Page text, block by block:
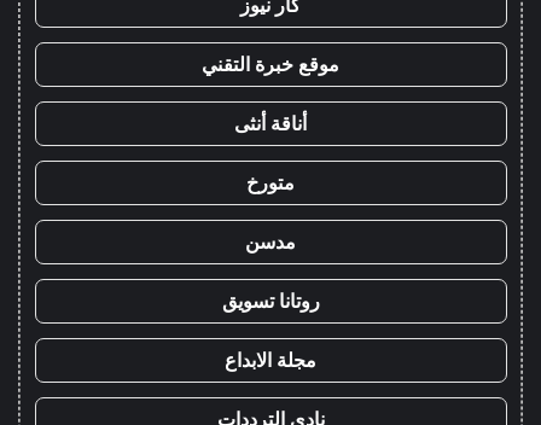
كار نيوز
موقع خبرة التقني
أناقة أنثى
متورخ
مدسن
روتانا تسويق
مجلة الابداع
نادي الترددات